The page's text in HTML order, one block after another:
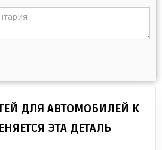
ДЛЯ АВТОМОБИЛЕЙ К
ЭТА ДЕТАЛЬ